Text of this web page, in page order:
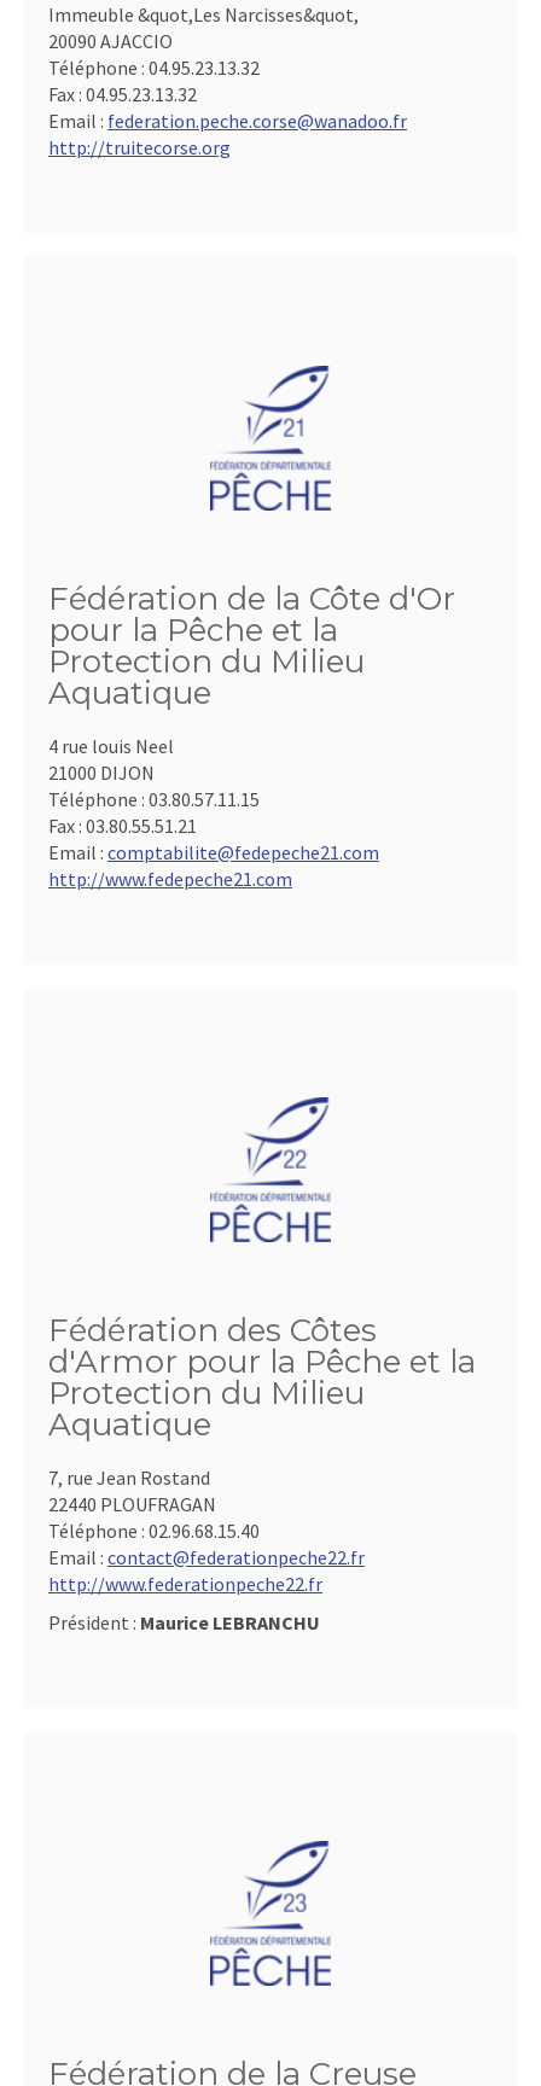
Immeuble &quot,Les Narcisses&quot,
20090 AJACCIO
Téléphone : 04.95.23.13.32
Fax : 04.95.23.13.32
Email : federation.peche.corse@wanadoo.fr
http://truitecorse.org
Fédération de la Côte d'Or
pour la Pêche et la
Protection du Milieu
Aquatique
4 rue louis Neel
21000 DIJON
Téléphone : 03.80.57.11.15
Fax : 03.80.55.51.21
Email : comptabilite@fedepeche21.com
http://www.fedepeche21.com
Fédération des Côtes
d'Armor pour la Pêche et la
Protection du Milieu
Aquatique
7, rue Jean Rostand
22440 PLOUFRAGAN
Téléphone : 02.96.68.15.40
Email : contact@federationpeche22.fr
http://www.federationpeche22.fr
Président : Maurice LEBRANCHU
Fédération de la Creuse